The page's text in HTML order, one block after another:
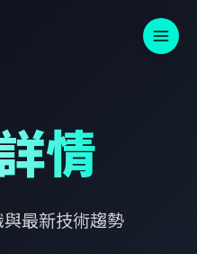
情
最新技術趨勢